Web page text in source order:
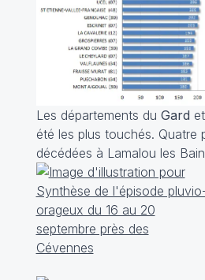
Les départements du Gard
été les plus touchés. Quatre
décédées à Lamalou les